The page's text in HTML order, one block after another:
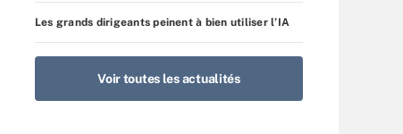
Les grands dirigeants peinent à bien utiliser l’IA
Voir toutes les actualités